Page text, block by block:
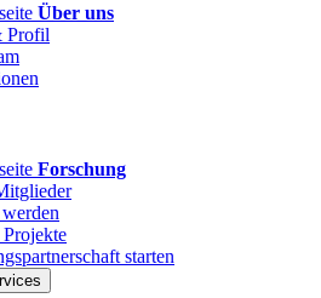
Über uns
Profil
Forschung
starten